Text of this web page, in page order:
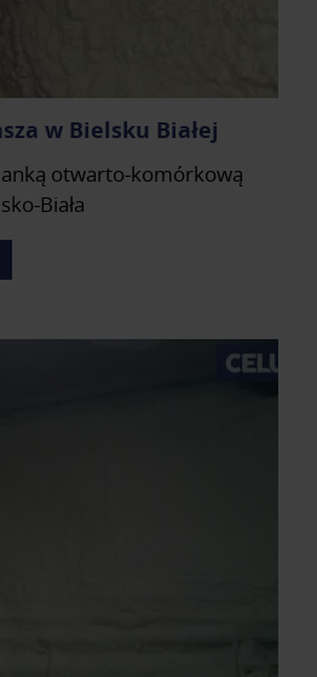
w Bielsku Białej
otwarto-komórkową
Biała